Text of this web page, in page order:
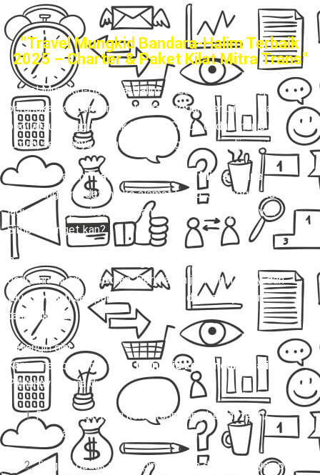
"Travel Mungkid Bandara-Halim Terbaik
2025 – Charter & Paket Kilat Mitra Trans"
Travel Mungkid-Bandara-Halim terbaik
– Bayangin aja,
berangkat ke Bandara-Halim tapi nggak perlu ribet cari
pool atau nunggu di titik jemput. Cukup duduk manis di
rumah, semuanya udah beres, tinggal nunggu dijemput.
Dengan layananTravel Door to Door Mitra Trans,
driver langsung datang ke alamat kamu. Jadi nggak ada
lagi cerita repot keluar rumah cuma buat ngejar travel.
Simpel banget kan?
Begitu naik mobil, kamu tinggal santai, rebahan, atau
dengerin musik kesukaan. Perjalanan jadi lebih enjoy, dan
tau-tau udah sampai Bandara-Halim dengan nyaman
tanpa drama.
Bayangin gini:
Kamu mau berangkat dariMungkid ke Bandara-Halim.
Pilihannya cuma dua:
Ribet sendiri nyari kendaraan yang belum tentu
nyaman.
Tinggal duduk manis, pintu rumah dijemput, nyampe